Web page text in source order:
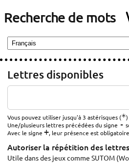
Recherche de mots
Lettres disponibles
Vous pouvez utiliser jusqu'à 3 astérisques (*
Une/plusieurs lettres précédées du signe -
Avec le signe +, leur présence est
Autoriser la répétition des
Utile dans des jeux comme SUTOM